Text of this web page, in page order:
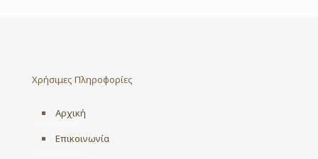
Χρήσιμες Πληροφορίες
Αρχική
Επικοινωνία